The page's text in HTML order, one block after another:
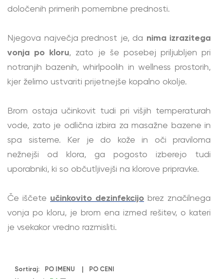
določenih primerih pomembne prednosti.
Njegova največja prednost je, da nima izrazitega
vonja po kloru, zato je še posebej priljubljen pri
notranjih bazenih, whirlpoolih in wellness prostorih,
kjer želimo ustvariti prijetnejše kopalno okolje.
Brom ostaja učinkovit tudi pri višjih temperaturah
vode, zato je odlična izbira za masažne bazene in
spa sisteme. Ker je do kože in oči praviloma
nežnejši od klora, ga pogosto izberejo tudi
uporabniki, ki so občutljivejši na klorove pripravke.
Če iščete učinkovito dezinfekcijo brez značilnega
vonja po kloru, je brom ena izmed rešitev, o kateri
je vsekakor vredno razmisliti.
Sortiraj: PO IMENU
PO CENI